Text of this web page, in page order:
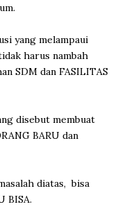
yang melampaui
harus nambah
SDM dan FASILITAS
disebut membuat
BARU dan
diatas, bisa
BISA.